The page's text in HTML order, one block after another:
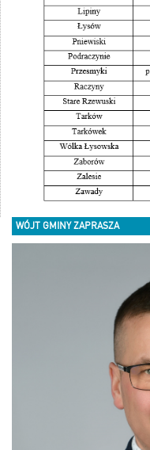
WÓJT GMINY ZAPRASZA